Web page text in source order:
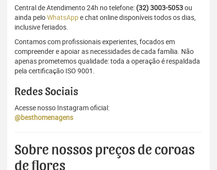
Central de Atendimento 24h no telefone: (32) 3003-5053ou
ainda peloWhatsAppe chat online disponíveis todos os dias,
inclusive feriados.
Contamos com profissionais experientes, focados em
compreender e apoiar as necessidades de cada família. Não
apenas prometemos qualidade: toda a operação é respaldada
pela certificação ISO 9001.
Redes Sociais
Acesse nosso Instagram oficial:
@besthomenagens
Sobre nossos preços de coroas
de flores